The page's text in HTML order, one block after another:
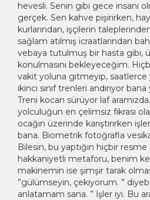
hevesli. Senin gibi gece insanı
gerçek. Sen kahve pişirirken,
kurlarından, işçilerin
sağlam atılmış icraatlarından
vebaya tutulmuş bir hasta gibi,
konulmasını bekleyeceğim.
vakit yoluna gitmeyip, saatlerce
ikinci sınıf trenleri andırıyor bana
Treni kocan sürüyor laf
yolculuğun en çelimsiz fıkrası
ocağın üzerinde karıştırırken
bana. Biometrik fotoğrafla
Bilesin, bu yaptığın hiçbir
hakkaniyetli metaforu, benim
makinemin ise şimşir tarak
”gülümseyin, çekiyorum. ”
anlatamam sana. ” İşler iyi. Bu